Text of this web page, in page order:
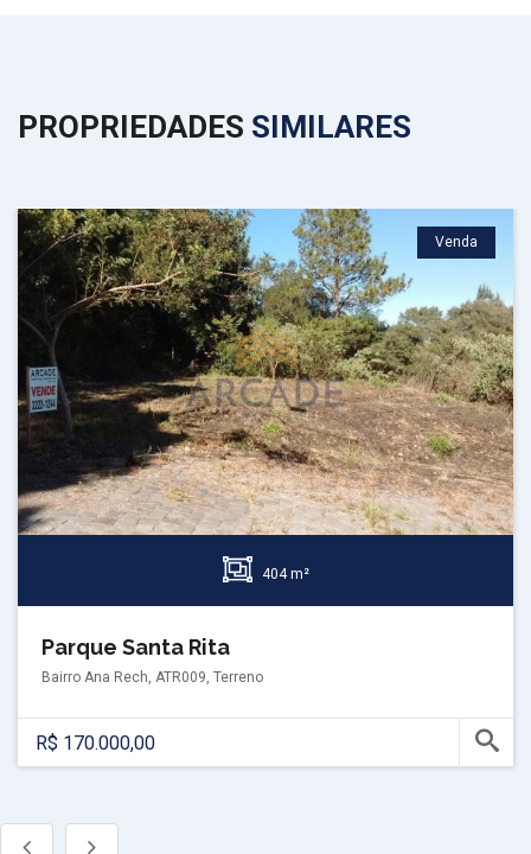
PROPRIEDADES SIMILARES
404 m²
Venda
Parque Santa Rita
Bairro Ana Rech, ATR009, Terreno
R$ 170.000,00